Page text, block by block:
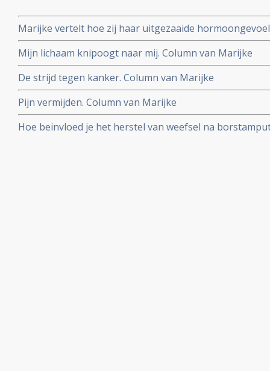
Marijke vertelt hoe zij haar uitgezaaide
onder controle houdt met complementaire aanpak en
reguliere ingrepen
Mijn lichaam knipoogt naar mij. Column van Marijke
De strijd tegen kanker. Column van Marijke
Pijn vermijden. Column van Marijke
Hoe beinvloed je het herstel van weefsel na